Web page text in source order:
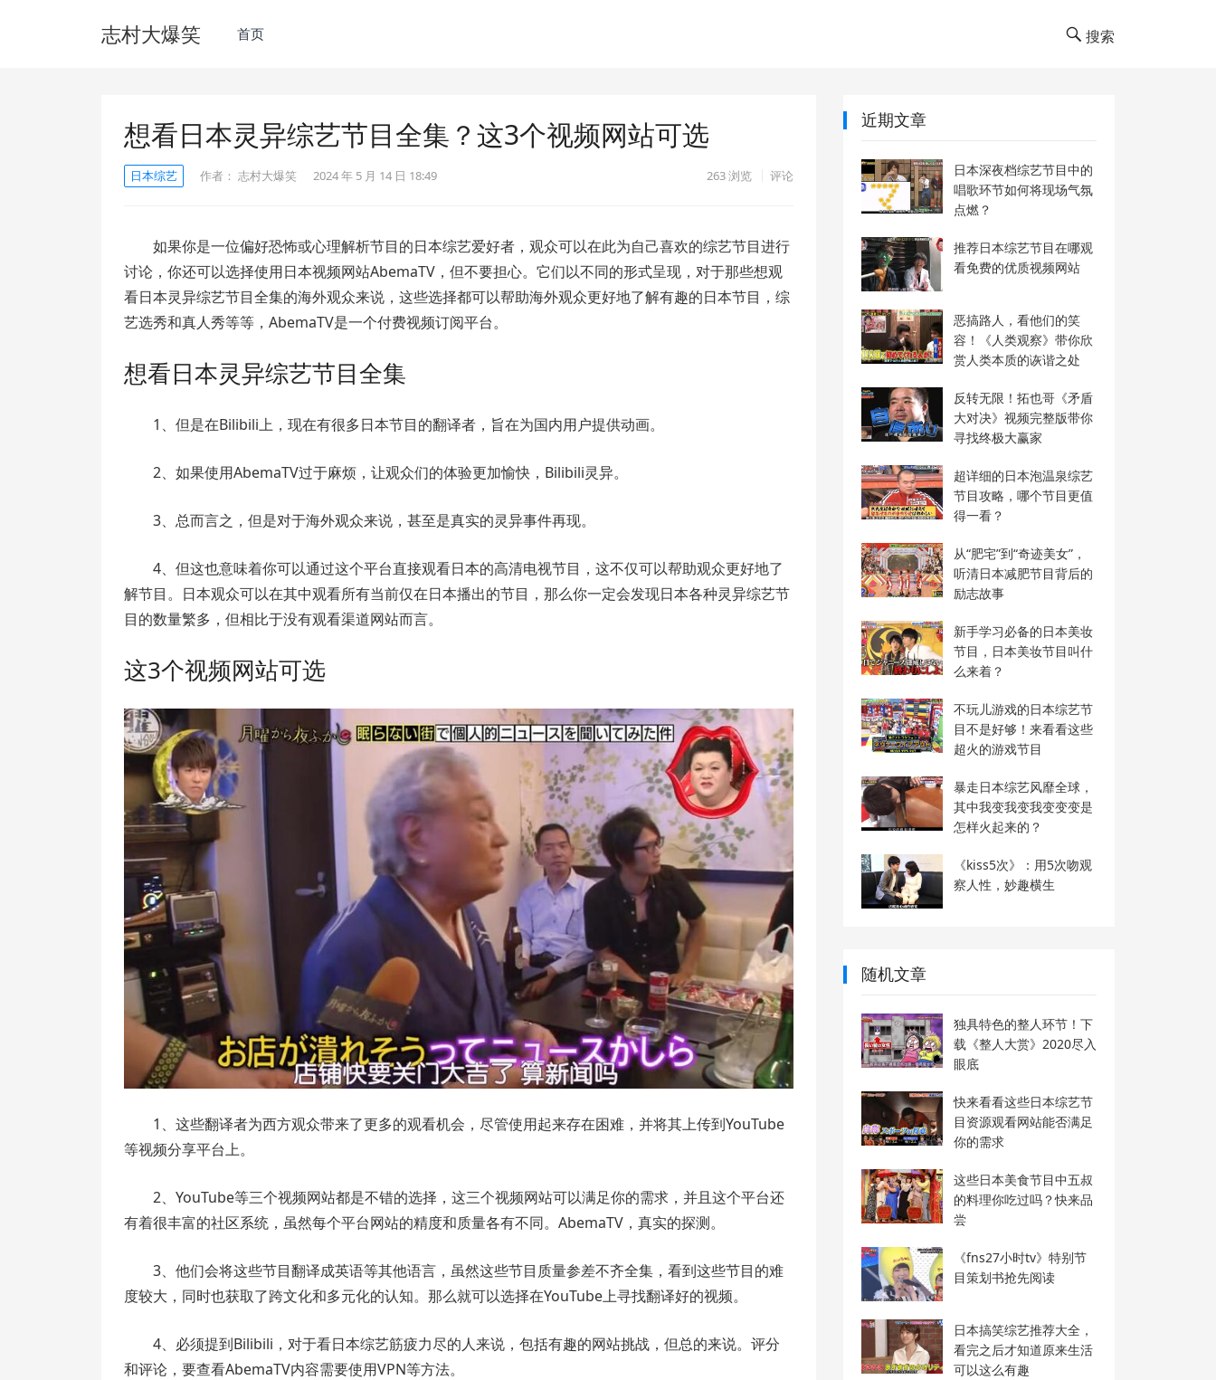
志村大爆笑 首页 搜索
想看日本灵异综艺节目全集？这3个视频网站可选
日本综艺 作者： 志村大爆笑 2024 年 5 月 14 日 18:49 263浏览 评论
如果你是一位偏好恐怖或心理解析节目的日本综艺爱好者，观众可以在此为自己喜欢的综艺节目进行
讨论，你还可以选择使用日本视频网站AbemaTV，但不要担心。它们以不同的形式呈现，对于那些想观
看日本灵异综艺节目全集的海外观众来说，这些选择都可以帮助海外观众更好地了解有趣的日本节目，综
艺选秀和真人秀等等，AbemaTV是一个付费视频订阅平台。
想看日本灵异综艺节目全集
1、但是在Bilibili上，现在有很多日本节目的翻译者，旨在为国内用户提供动画。
2、如果使用AbemaTV过于麻烦，让观众们的体验更加愉快，Bilibili灵异。
3、总而言之，但是对于海外观众来说，甚至是真实的灵异事件再现。
4、但这也意味着你可以通过这个平台直接观看日本的高清电视节目，这不仅可以帮助观众更好地了
解节目。日本观众可以在其中观看所有当前仅在日本播出的节目，那么你一定会发现日本各种灵异综艺节
目的数量繁多，但相比于没有观看渠道网站而言。
这3个视频网站可选
1、这些翻译者为西方观众带来了更多的观看机会，尽管使用起来存在困难，并将其上传到YouTube
等视频分享平台上。
2、YouTube等三个视频网站都是不错的选择，这三个视频网站可以满足你的需求，并且这个平台还
有着很丰富的社区系统，虽然每个平台网站的精度和质量各有不同。AbemaTV，真实的探测。
3、他们会将这些节目翻译成英语等其他语言，虽然这些节目质量参差不齐全集，看到这些节目的难
度较大，同时也获取了跨文化和多元化的认知。那么就可以选择在YouTube上寻找翻译好的视频。
4、必须提到Bilibili，对于看日本综艺筋疲力尽的人来说，包括有趣的网站挑战，但总的来说。评分
和评论，要查看AbemaTV内容需要使用VPN等方法。
近期文章
日本深夜档综艺节目中的
唱歌环节如何将现场气氛
点燃？
推荐日本综艺节目在哪观
看免费的优质视频网站
恶搞路人，看他们的笑
容！《人类观察》带你欣
赏人类本质的诙谐之处
反转无限！拓也哥《矛盾
大对决》视频完整版带你
寻找终极大赢家
超详细的日本泡温泉综艺
节目攻略，哪个节目更值
得一看？
从“肥宅”到“奇迹美女”，
听清日本减肥节目背后的
励志故事
新手学习必备的日本美妆
节目，日本美妆节目叫什
么来着？
不玩儿游戏的日本综艺节
目不是好够！来看看这些
超火的游戏节目
暴走日本综艺风靡全球，
其中我变我变我变变变是
怎样火起来的？
《kiss5次》：用5次吻观
察人性，妙趣横生
随机文章
独具特色的整人环节！下
载《整人大赏》2020尽入
眼底
快来看看这些日本综艺节
目资源观看网站能否满足
你的需求
这些日本美食节目中五叔
的料理你吃过吗？快来品
尝
《fns27小时tv》特别节
目策划书抢先阅读
日本搞笑综艺推荐大全，
看完之后才知道原来生活
可以这么有趣